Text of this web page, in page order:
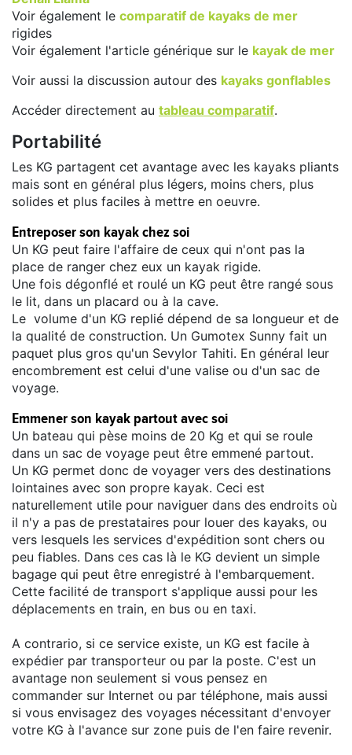
Voir également le comparatif de kayaks de mer
rigides
Voir également l'article générique sur le kayak de mer
Voir aussi la discussion autour des kayaks gonflables
Accéder directement au tableau comparatif.
Portabilité
Les KG partagent cet avantage avec les kayaks pliants
mais sont en général plus légers, moins chers, plus
solides et plus faciles à mettre en oeuvre.
Entreposer son kayak chez soi
Un KG peut faire l'affaire de ceux qui n'ont pas la
place de ranger chez eux un kayak rigide.
Une fois dégonflé et roulé un KG peut être rangé sous
le lit, dans un placard ou à la cave.
Le volume d'un KG replié dépend de sa longueur et de
la qualité de construction. Un Gumotex Sunny fait un
paquet plus gros qu'un Sevylor Tahiti. En général leur
encombrement est celui d'une valise ou d'un sac de
voyage.
Emmener son kayak partout avec soi
Un bateau qui pèse moins de 20 Kg et qui se roule
dans un sac de voyage peut être emmené partout.
Un KG permet donc de voyager vers des destinations
lointaines avec son propre kayak. Ceci est
naturellement utile pour naviguer dans des endroits où
il n'y a pas de prestataires pour louer des kayaks, ou
vers lesquels les services d'expédition sont chers ou
peu fiables. Dans ces cas là le KG devient un simple
bagage qui peut être enregistré à l'embarquement.
Cette facilité de transport s'applique aussi pour les
déplacements en train, en bus ou en taxi.
A contrario, si ce service existe, un KG est facile à
expédier par transporteur ou par la poste. C'est un
avantage non seulement si vous pensez en
commander sur Internet ou par téléphone, mais aussi
si vous envisagez des voyages nécessitant d'envoyer
votre KG à l'avance sur zone puis de l'en faire revenir.